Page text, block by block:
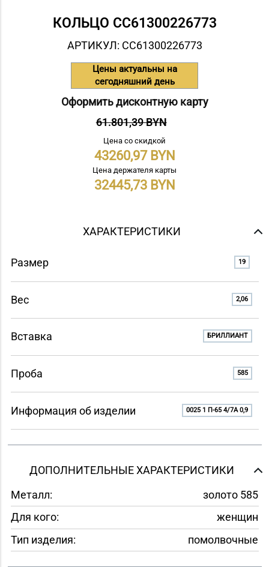
КОЛЬЦО СC61300226773
АРТИКУЛ: СC61300226773
Цены актуальны на
сегодняшний день
Оформить дисконтную карту
61.801,39 BYN
Цена со скидкой
43260,97
Цена держателя карты
32445,73
ХАРАКТЕРИСТИКИ
Размер 19
Вес 2,06
Вставка БРИЛЛИАНТ
Проба 585
Информация об изделии 0025 1 П-65 4/7A 0,9
ДОПОЛНИТЕЛЬНЫЕ ХАРАКТЕРИСТИКИ
Металл:
золото 585
Для кого:
женщин
Тип изделия:
помолвочные